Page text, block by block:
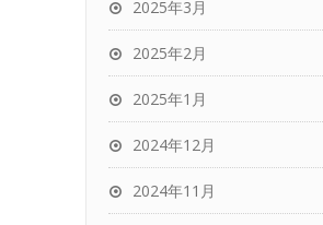
2025年3月
2025年2月
2025年1月
2024年12月
2024年11月